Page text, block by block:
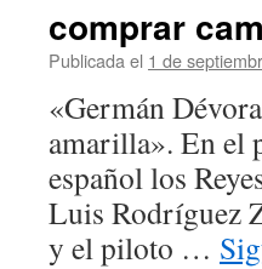
comprar
Publicada el 1 de
«Germán
amarilla». En el
español los
Luis Rodríguez
y el piloto …